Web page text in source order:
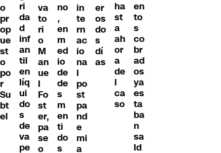
o
pr
op
ue
st
o
po
r
Su
bt
el
ri
da
d
inf
an
til
en
líq
ui
do
s
de
va
pe
va
to
ri
o
M
an
ue
l
Fo
st
er,
pa
se
o
no
,
en
m
ed
io
de
de
s
m
en
ti
do
s
in
te
rn
ac
io
na
l
po
st
pa
nd
e
mi
a
er
os
do
s
dí
as
ha
st
a
ah
or
a
de
l
ca
so
en
to
s
co
br
ad
os
ya
es
ta
ba
n
sa
ld